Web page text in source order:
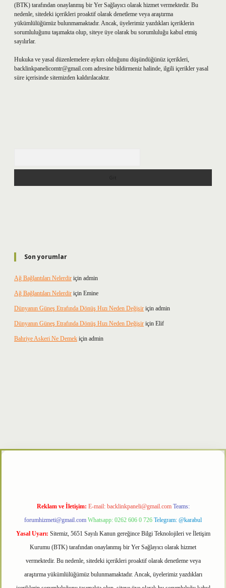
(BTK) tarafından onaylanmış bir Yer Sağlayıcı olarak hizmet vermektedir. Bu
nedenle, sitedeki içerikleri proaktif olarak denetleme veya araştırma
yükümlülüğümüz bulunmamaktadır. Ancak, üyelerimiz yazdıkları içeriklerin
sorumluluğunu taşımakta olup, siteye üye olarak bu sorumluluğu kabul etmiş
sayılırlar.
Hukuka ve yasal düzenlemelere aykırı olduğunu düşündüğünüz içerikleri,
backlinkpanelicomtr@gmail.com adresine bildirmeniz halinde, ilgili içerikler yasal
süre içerisinde sitemizden kaldırılacaktır.
Son yorumlar
Ağ Bağlantıları Nelerdir için admin
Ağ Bağlantıları Nelerdir için Emine
Dünyanın Güneş Etrafında Dönüş Hızı Neden Değişir için admin
Dünyanın Güneş Etrafında Dönüş Hızı Neden Değişir için Elif
Bahriye Askeri Ne Demek için admin
Reklam ve İletişim: E-mail: backlinkpaneli@gmail.com Teams:
forumhizmeti@gmail.com Whatsapp: 0262 606 0 726 Telegram: @karabul
Yasal Uyarı: Sitemiz, 5651 Sayılı Kanun gereğince Bilgi Teknolojileri ve İletişim
Kurumu (BTK) tarafından onaylanmış bir Yer Sağlayıcı olarak hizmet
vermektedir. Bu nedenle, sitedeki içerikleri proaktif olarak denetleme veya
araştırma yükümlülüğümüz bulunmamaktadır. Ancak, üyelerimiz yazdıkları